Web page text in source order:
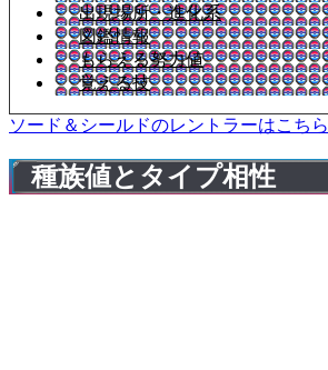
出現場所・進化系
図鑑情報
もらえる努力値
覚える技
ソード＆シールドのレントラーはこちら
種族値とタイプ相性